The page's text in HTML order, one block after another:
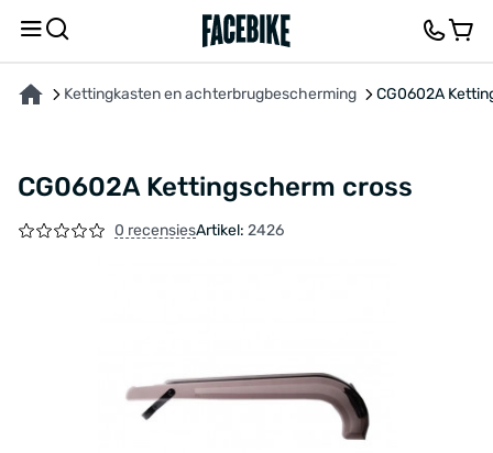
Kettingkasten en achterbrugbescherming CG0602A
CG0602A Kettingscherm cross
0 recensiesArtikel: 2426
OVER HET PRODUCT FEEDBACK EN VRAGEN